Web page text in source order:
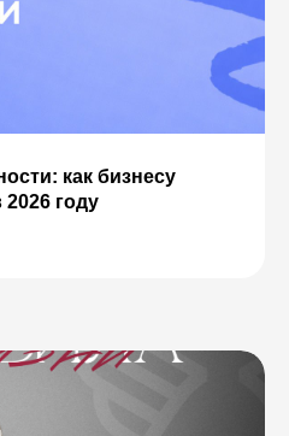
как бизнесу
году